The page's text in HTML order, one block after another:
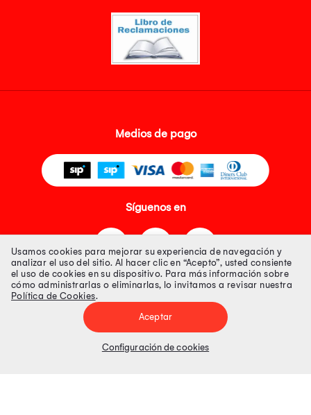
Medios de pago
Síguenos en
Tienda 100% Segura
Tiendas Peruanas S.A. R.U.C. Nº 20493020618. Todos los derechos
Precios disponibles solo en www.oechsle.pe. Precios online publicados
Usamos cookies para mejorar su experiencia de navegación y
analizar el uso del sitio. Al hacer clic en “Acepto”, usted consiente
el uso de cookies en su dispositivo. Para más información sobre
cómo administrarlas o eliminarlas, lo invitamos a revisar nuestra
Política de Cookies.
Aceptar
Configuración de cookies